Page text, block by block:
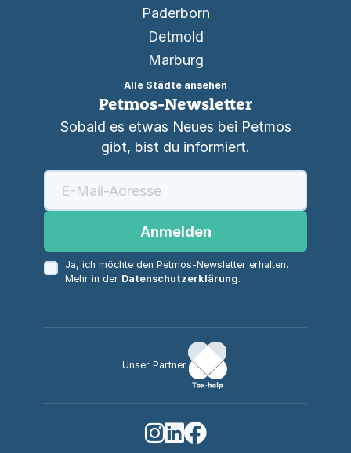
Paderborn
Detmold
Marburg
Alle Städte ansehen
Petmos-Newsletter
Sobald es etwas Neues bei Petmos
gibt, bist du informiert.
Anmelden
Ja, ich möchte den Petmos-Newsletter erhalten.
Mehr in der Datenschutzerklärung.
Unser Partner